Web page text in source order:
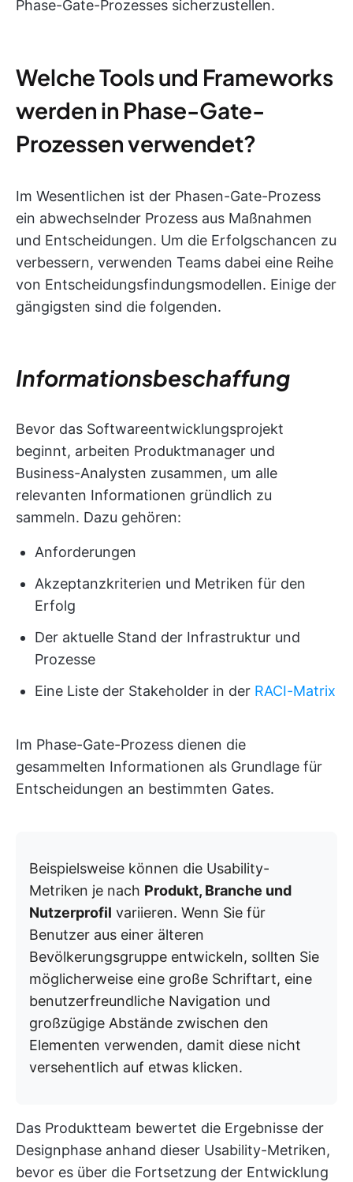
Phase-Gate-Prozesses sicherzustellen.
Welche Tools und Frameworks
werden in Phase-Gate-
Prozessen verwendet?
Im Wesentlichen ist der Phasen-Gate-Prozess
ein abwechselnder Prozess aus Maßnahmen
und Entscheidungen. Um die Erfolgschancen zu
verbessern, verwenden Teams dabei eine Reihe
von Entscheidungsfindungsmodellen. Einige der
gängigsten sind die folgenden.
Informationsbeschaffung
Bevor das Softwareentwicklungsprojekt
beginnt, arbeiten Produktmanager und
Business-Analysten zusammen, um alle
relevanten Informationen gründlich zu
sammeln. Dazu gehören:
Anforderungen
Akzeptanzkriterien und Metriken für den
Erfolg
Der aktuelle Stand der Infrastruktur und
Prozesse
Eine Liste der Stakeholder in der RACI-Matrix
Im Phase-Gate-Prozess dienen die
gesammelten Informationen als Grundlage für
Entscheidungen an bestimmten Gates.
Beispielsweise können die Usability-
Metriken je nach Produkt, Branche und
Nutzerprofil variieren. Wenn Sie für
Benutzer aus einer älteren
Bevölkerungsgruppe entwickeln, sollten Sie
möglicherweise eine große Schriftart, eine
benutzerfreundliche Navigation und
großzügige Abstände zwischen den
Elementen verwenden, damit diese nicht
versehentlich auf etwas klicken.
Das Produktteam bewertet die Ergebnisse der
Designphase anhand dieser Usability-Metriken,
bevor es über die Fortsetzung der Entwicklung